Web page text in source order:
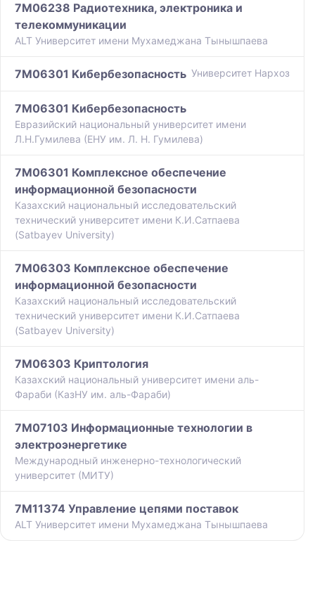
7M06238 Радиотехника, электроника и
телекоммуникации
ALT Университет имени Мухамеджана Тынышпаева
7M06301 Kибербезопасность Университет Нархоз
7M06301 Кибербезопасность
Евразийский национальный университет имени
Л.Н.Гумилева (ЕНУ им. Л. Н. Гумилева)
7M06301 Комплексное обеспечение
информационной безопасности
Казахский национальный исследовательский
технический университет имени К.И.Сатпаева
(Satbayev University)
7M06303 Комплексное обеспечение
информационной безопасности
Казахский национальный исследовательский
технический университет имени К.И.Сатпаева
(Satbayev University)
7M06303 Криптология
Казахский национальный университет имени аль-
Фараби (КазНУ им. аль-Фараби)
7M07103 Информационные технологии в
электроэнергетике
Международный инженерно-технологический
университет (МИТУ)
7M11374 Управление цепями поставок
ALT Университет имени Мухамеджана Тынышпаева